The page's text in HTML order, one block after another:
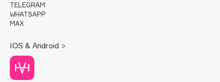
Darphin
Davines
Dessange
Dior
Divage
TELEGRAM
WHATSAPP
MAX
IOS & Android >